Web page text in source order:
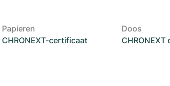
Papieren
CHRONEXT-certificaat
Doos
CHRONEXT